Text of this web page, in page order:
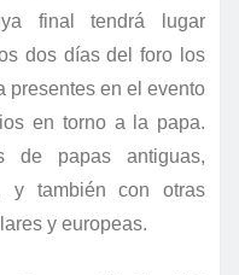
final tendrá lugar
dos días del foro los
presentes en el evento
en torno a la papa.
de papas antiguas,
y también con otras
y europeas.